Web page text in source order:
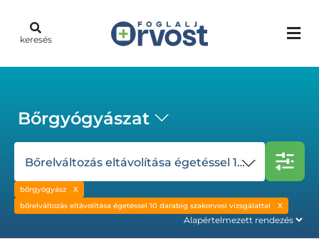
keresés
Bőrgyógyászat
Bőrelváltozás eltávolítása égetéssel 10 darabig szakorvosi vizsgálattal
bőrgyógyász
bőrelváltozás eltávolítása égetéssel 10 darabig szakorvosi vizsgálattal